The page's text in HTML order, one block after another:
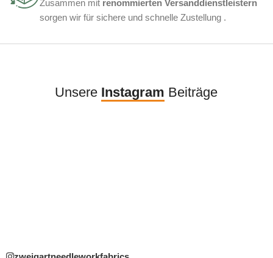
Zusammen mit renommierten Versanddienstleistern
sorgen wir für sichere und schnelle Zustellung .
Unsere Instagram Beiträge